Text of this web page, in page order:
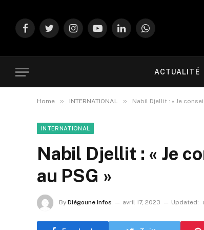
FacebookTwitterInstagramYouTubeLinkedInWhatsApp
ACTUALITÉ
Home » INTERNATIONAL » Nabil Djellit : « Je
INTERNATIONAL
Nabil Djellit : « Je
au PSG »
By Diégoune Infos avril 17, 2023 Updated: